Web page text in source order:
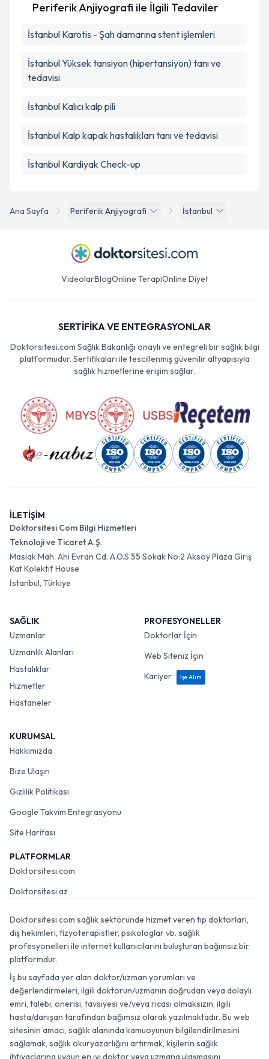
Ana Sayfa Periferik Anjiyografi İstanbul
Periferik Anjiyografi ile İlgili Tedaviler
İstanbul Karotis - Şah damarına stent işlemleri
İstanbul Yüksek tansiyon (hipertansiyon) tanı ve
tedavisi
İstanbul Kalıcı kalp pili
İstanbul Kalp kapak hastalıkları tanı ve tedavisi
İstanbul Kardiyak Check-up
VideolarBlogOnline TerapiOnline Diyet
SERTİFİKA VE ENTEGRASYONLAR
Doktorsitesi.com Sağlık Bakanlığı onaylı ve entegreli bir sağlık bilgi
platformudur. Sertifikaları ile tescillenmiş güvenilir altyapısıyla
sağlık hizmetlerine erişim sağlar.
İLETİŞİM
Doktorsitesi Com Bilgi Hizmetleri
Teknoloji ve Ticaret A.Ş.
Maslak Mah. Ahi Evran Cd. A.O.S 55 Sokak No:2 Aksoy Plaza Giriş
Kat Kolektif House
İstanbul, Türkiye
SAĞLIK
Uzmanlar
Uzmanlık Alanları
Hastalıklar
Hizmetler
Hastaneler
PROFESYONELLER
Doktorlar İçin
Web Siteniz İçin
Kariyer
İşe Alım
KURUMSAL
Hakkımızda
Bize Ulaşın
Gizlilik Politikası
Google Takvim Entegrasyonu
Site Haritası
PLATFORMLAR
Doktorsitesi.com
Doktorsitesi.az
Doktorsitesi.com sağlık sektöründe hizmet veren tıp doktorları,
diş hekimleri, fizyoterapistler, psikologlar vb. sağlık
profesyonelleri ile internet kullanıcılarını buluşturan bağımsız bir
platformdur.
İş bu sayfada yer alan doktor/uzman yorumları ve
değerlendirmeleri, ilgili doktorun/uzmanın doğrudan veya dolaylı
emri, talebi, önerisi, tavsiyesi ve/veya ricası olmaksızın, ilgili
hasta/danışan tarafından bağımsız olarak yazılmaktadır. Bu web
sitesinin amacı, sağlık alanında kamuoyunun bilgilendirilmesini
sağlamak, sağlık okuryazarlığını artırmak, kişilerin sağlık
ihtiyaçlarına uygun en iyi doktor veya uzmana ulaşmasını